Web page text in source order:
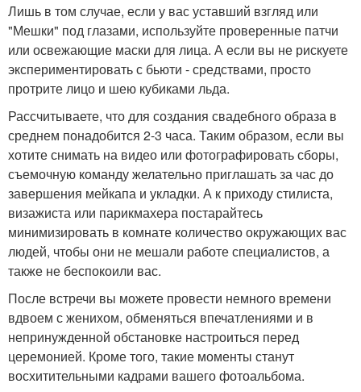
Лишь в том случае, если у вас уставший взгляд или
"Мешки" под глазами, используйте проверенные патчи
или освежающие маски для лица. А если вы не рискуете
экспериментировать с бьюти - средствами, просто
протрите лицо и шею кубиками льда.
Рассчитываете, что для создания свадебного образа в
среднем понадобится 2-3 часа. Таким образом, если вы
хотите снимать на видео или фотографировать сборы,
съемочную команду желательно приглашать за час до
завершения мейкапа и укладки. А к приходу стилиста,
визажиста или парикмахера постарайтесь
минимизировать в комнате количество окружающих вас
людей, чтобы они не мешали работе специалистов, а
также не беспокоили вас.
После встречи вы можете провести немного времени
вдвоем с женихом, обменяться впечатлениями и в
непринужденной обстановке настроиться перед
церемонией. Кроме того, такие моменты станут
восхитительными кадрами вашего фотоальбома.